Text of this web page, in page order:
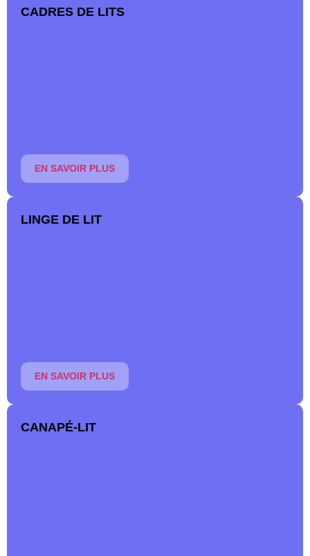
CADRES DE LITS
EN SAVOIR PLUS
LINGE DE LIT
EN SAVOIR PLUS
CANAPÉ-LIT